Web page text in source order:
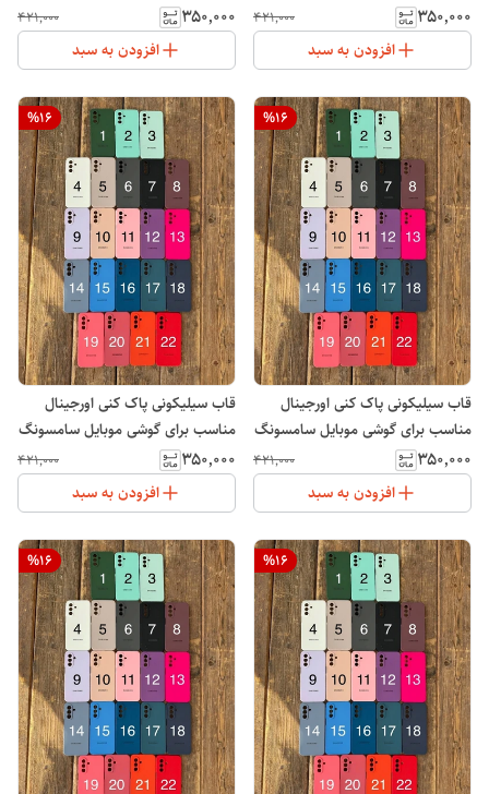
Galaxy A24
۳۵۰٬۰۰۰ ۴۲۱٬۰۰۰
افزودن به سبد
Galaxy A21S
۳۵۰٬۰۰۰ ۴۲۱٬۰۰۰
افزودن به سبد
%16
قاب سیلیکونی پاک کنی اورجینال
مناسب برای گوشی موبایل سامسونگ
Galaxy A15
۳۵۰٬۰۰۰ ۴۲۱٬۰۰۰
افزودن به سبد
%16
قاب سیلیکونی پاک کنی اورجینال
مناسب برای گوشی موبایل سامسونگ
Galaxy A14
۳۵۰٬۰۰۰ ۴۲۱٬۰۰۰
افزودن به سبد
%16
%16